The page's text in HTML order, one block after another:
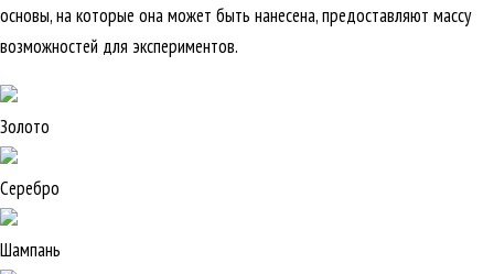
основы, на которые она может быть нанесена, предоставляют массу
возможностей для экспериментов.
Золото
Серебро
Шампань